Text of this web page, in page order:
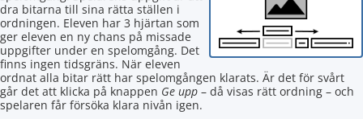
dra bitarna till sina rätta ställen i
ordningen. Eleven har 3 hjärtan som
ger eleven en ny chans på missade
uppgifter under en spelomgång. Det
finns ingen tidsgräns. När eleven
ordnat alla bitar rätt har spelomgången klarats. Är det för svårt
går det att klicka på knappen Ge upp – då visas rätt ordning – och
spelaren får försöka klara nivån igen.